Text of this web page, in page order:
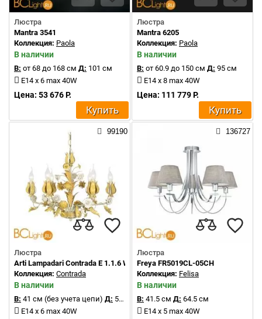
Люстра
Mantra 3541
Коллекция: Paola
В наличии
В: от 68 до 168 см Д: 101 см
E14 x 6 max 40W
Цена: 53 676 Р.
Купить
Люстра
Mantra 6205
Коллекция: Paola
В наличии
В: от 60.9 до 150 см Д: 95 см
E14 x 8 max 40W
Цена: 111 779 Р.
Купить
99190
Люстра
Arti Lampadari Contrada E 1.1.6 WO
Коллекция: Contrada
В наличии
В: 41 см (без учета цепи) Д: 59 см
E14 x 6 max 40W
136727
Люстра
Freya FR5019CL-05CH
Коллекция: Felisa
В наличии
В: 41.5 см Д: 64.5 см
E14 x 5 max 40W